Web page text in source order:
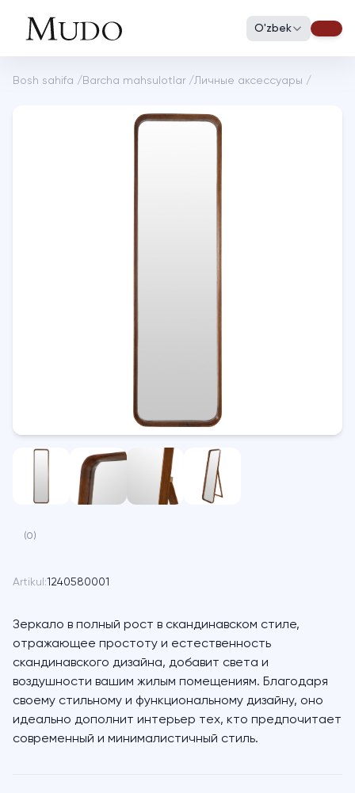
O'zbek
Bosh sahifa / Barcha mahsulotlar /Личные аксессуары /
(0)
Artikul:1240580001
Зеркало в полный рост в скандинавском стиле,
отражающее простоту и естественность
скандинавского дизайна, добавит света и
воздушности вашим жилым помещениям. Благодаря
своему стильному и функциональному дизайну, оно
идеально дополнит интерьер тех, кто предпочитает
современный и минималистичный стиль.